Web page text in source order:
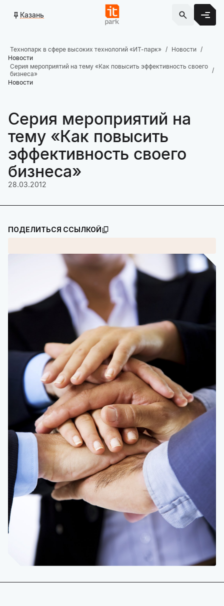
Казань
Технопарк в сфере высоких технологий «ИТ-парк»
Новости
Новости
Серия мероприятий на тему «Как повысить эффективность своего
бизнеса»
Новости
Серия мероприятий на
тему «Как повысить
эффективность своего
бизнеса»
28.03.2012
ПОДЕЛИТЬСЯ ССЫЛКОЙ